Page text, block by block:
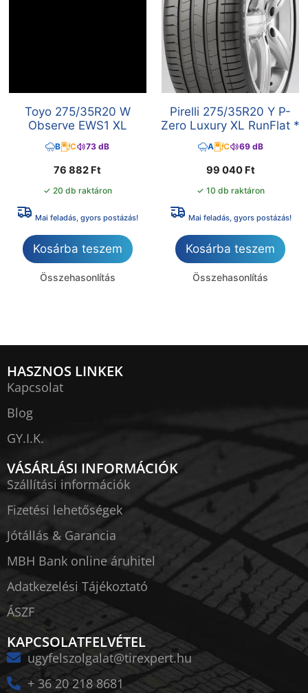
Toyo 275/35R20 W
Observe EWS1 XL
B C 73 dB
76 882 Ft
✓ 20 db raktáron
Mai feladás, gyors postázás!
Kosárba teszem
Összehasonlítás
Pirelli 275/35R20 Y P-
Zero Luxury XL RunFlat *
A C 69 dB
99 040 Ft
✓ 10 db raktáron
Mai feladás, gyors postázás!
Kosárba teszem
Összehasonlítás
HASZNOS LINKEK
Kapcsolat
Blog
GY.I.K.
VÁSÁRLÁSI INFORMÁCIÓK
Szállítási információk
Fizetési lehetőségek
Jótállás & Garancia
MBH Bank online áruhitel
Adatkezelési Tájékoztató
ÁSZF
KAPCSOLATFELVÉTEL
ugyfelszolgalat@tirexpert.hu
+ 36 20 218 8681